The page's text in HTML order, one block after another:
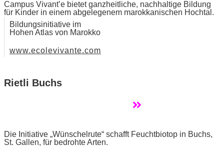
Campus Vivant’e bietet ganzheitliche, nachhaltige Bildung
für Kinder in einem abgelegenem marokkanischen Hochtal.
Bildungsinitiative im
Hohen Atlas von Marokko
www.ecolevivante.com
Rietli Buchs
Die Initiative „Wünschelrute“ schafft Feuchtbiotop in Buchs,
St. Gallen, für bedrohte Arten.